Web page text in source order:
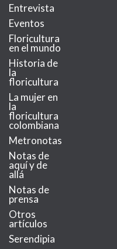
Entrevista
Eventos
Floricultura
en el mundo
Historia de
la
floricultura
La mujer en
la
floricultura
colombiana
Metronotas
Notas de
aquí y de
allá
Notas de
prensa
Otros
artículos
Serendipia